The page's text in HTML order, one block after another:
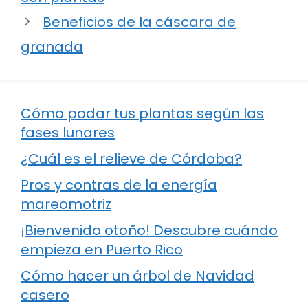
Beneficios de la cáscara de
granada
Cómo podar tus plantas según las
fases lunares
¿Cuál es el relieve de Córdoba?
Pros y contras de la energía
mareomotriz
¡Bienvenido otoño! Descubre cuándo
empieza en Puerto Rico
Cómo hacer un árbol de Navidad
casero